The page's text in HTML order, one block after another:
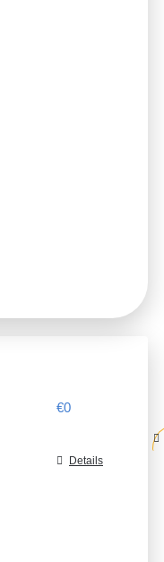
€0
Details